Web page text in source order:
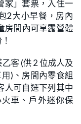
家」套票，入住一
2大小早餐，房內
房間內可享露營體
客 (供 2 位成人及
)、房間內零食組
人可自選下列其中
車、戶外迷你保